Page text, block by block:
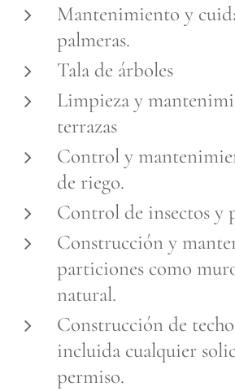
Mantenimiento y
palmeras.
Tala de árboles
Limpieza y
terrazas
Control y
de riego.
Control de insectos y
Construcción y
particiones como
natural.
Construcción de
incluida cualquier
permiso.